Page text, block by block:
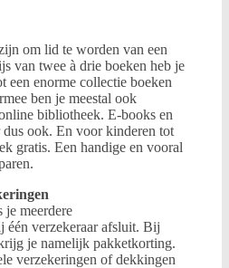
om lid te worden van een
van twee à drie boeken heb je
een enorme collectie boeken
ben je meestal ook
bibliotheek. E-books en
ook. En voor kinderen tot
gratis. Een handige en vooral
je meerdere
één verzekeraar afsluit. Bij
je namelijk pakketkorting.
verzekeringen of dekkingen